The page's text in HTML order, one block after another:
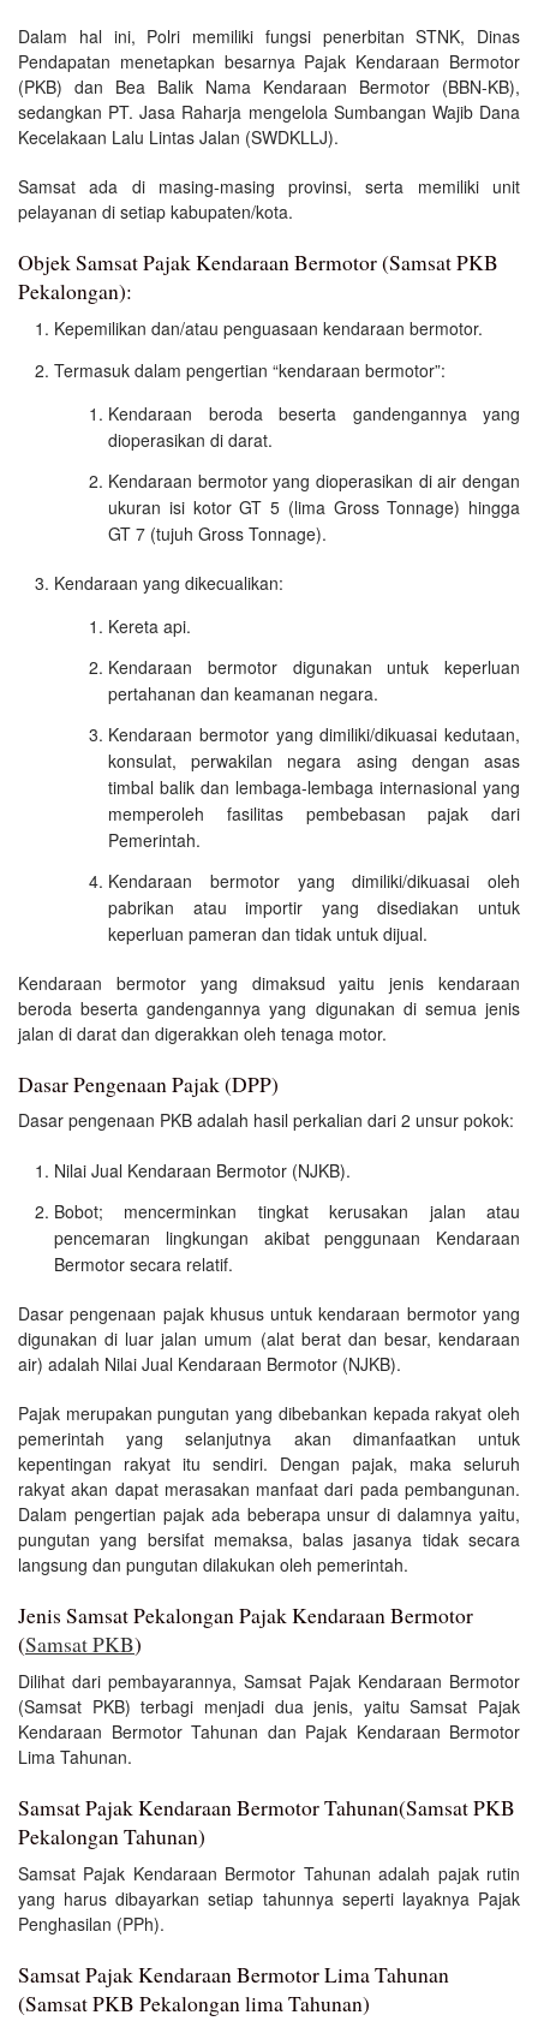
Dalam hal ini, Polri memiliki fungsi penerbitan STNK, Dinas
Pendapatan menetapkan besarnya Pajak Kendaraan Bermotor
(PKB) dan Bea Balik Nama Kendaraan Bermotor (BBN-KB),
sedangkan PT. Jasa Raharja mengelola Sumbangan Wajib Dana
Kecelakaan Lalu Lintas Jalan (SWDKLLJ).
Samsat ada di masing-masing provinsi, serta memiliki unit
pelayanan di setiap kabupaten/kota.
Objek Samsat Pajak Kendaraan Bermotor (Samsat PKB
Pekalongan):
Kepemilikan dan/atau penguasaan kendaraan bermotor.
Termasuk dalam pengertian “kendaraan bermotor”:
Kendaraan beroda beserta gandengannya yang
dioperasikan di darat.
Kendaraan bermotor yang dioperasikan di air dengan
ukuran isi kotor GT 5 (lima Gross Tonnage) hingga
GT 7 (tujuh Gross Tonnage).
Kendaraan yang dikecualikan:
Kereta api.
Kendaraan bermotor digunakan untuk keperluan
pertahanan dan keamanan negara.
Kendaraan bermotor yang dimiliki/dikuasai kedutaan,
konsulat, perwakilan negara asing dengan asas
timbal balik dan lembaga-lembaga internasional yang
memperoleh fasilitas pembebasan pajak dari
Pemerintah.
Kendaraan bermotor yang dimiliki/dikuasai oleh
pabrikan atau importir yang disediakan untuk
keperluan pameran dan tidak untuk dijual.
Kendaraan bermotor yang dimaksud yaitu jenis kendaraan
beroda beserta gandengannya yang digunakan di semua jenis
jalan di darat dan digerakkan oleh tenaga motor.
Dasar Pengenaan Pajak (DPP)
Dasar pengenaan PKB adalah hasil perkalian dari 2 unsur pokok:
Nilai Jual Kendaraan Bermotor (NJKB).
Bobot; mencerminkan tingkat kerusakan jalan atau
pencemaran lingkungan akibat penggunaan Kendaraan
Bermotor secara relatif.
Dasar pengenaan pajak khusus untuk kendaraan bermotor yang
digunakan di luar jalan umum (alat berat dan besar, kendaraan
air) adalah Nilai Jual Kendaraan Bermotor (NJKB).
Pajak merupakan pungutan yang dibebankan kepada rakyat oleh
pemerintah yang selanjutnya akan dimanfaatkan untuk
kepentingan rakyat itu sendiri. Dengan pajak, maka seluruh
rakyat akan dapat merasakan manfaat dari pada pembangunan.
Dalam pengertian pajak ada beberapa unsur di dalamnya yaitu,
pungutan yang bersifat memaksa, balas jasanya tidak secara
langsung dan pungutan dilakukan oleh pemerintah.
Jenis Samsat Pekalongan Pajak Kendaraan Bermotor
(Samsat PKB)
Dilihat dari pembayarannya, Samsat Pajak Kendaraan Bermotor
(Samsat PKB) terbagi menjadi dua jenis, yaitu Samsat Pajak
Kendaraan Bermotor Tahunan dan Pajak Kendaraan Bermotor
Lima Tahunan.
Samsat Pajak Kendaraan Bermotor Tahunan(Samsat PKB
Pekalongan Tahunan)
Samsat Pajak Kendaraan Bermotor Tahunan adalah pajak rutin
yang harus dibayarkan setiap tahunnya seperti layaknya Pajak
Penghasilan (PPh).
Samsat Pajak Kendaraan Bermotor Lima Tahunan
(Samsat PKB Pekalongan lima Tahunan)